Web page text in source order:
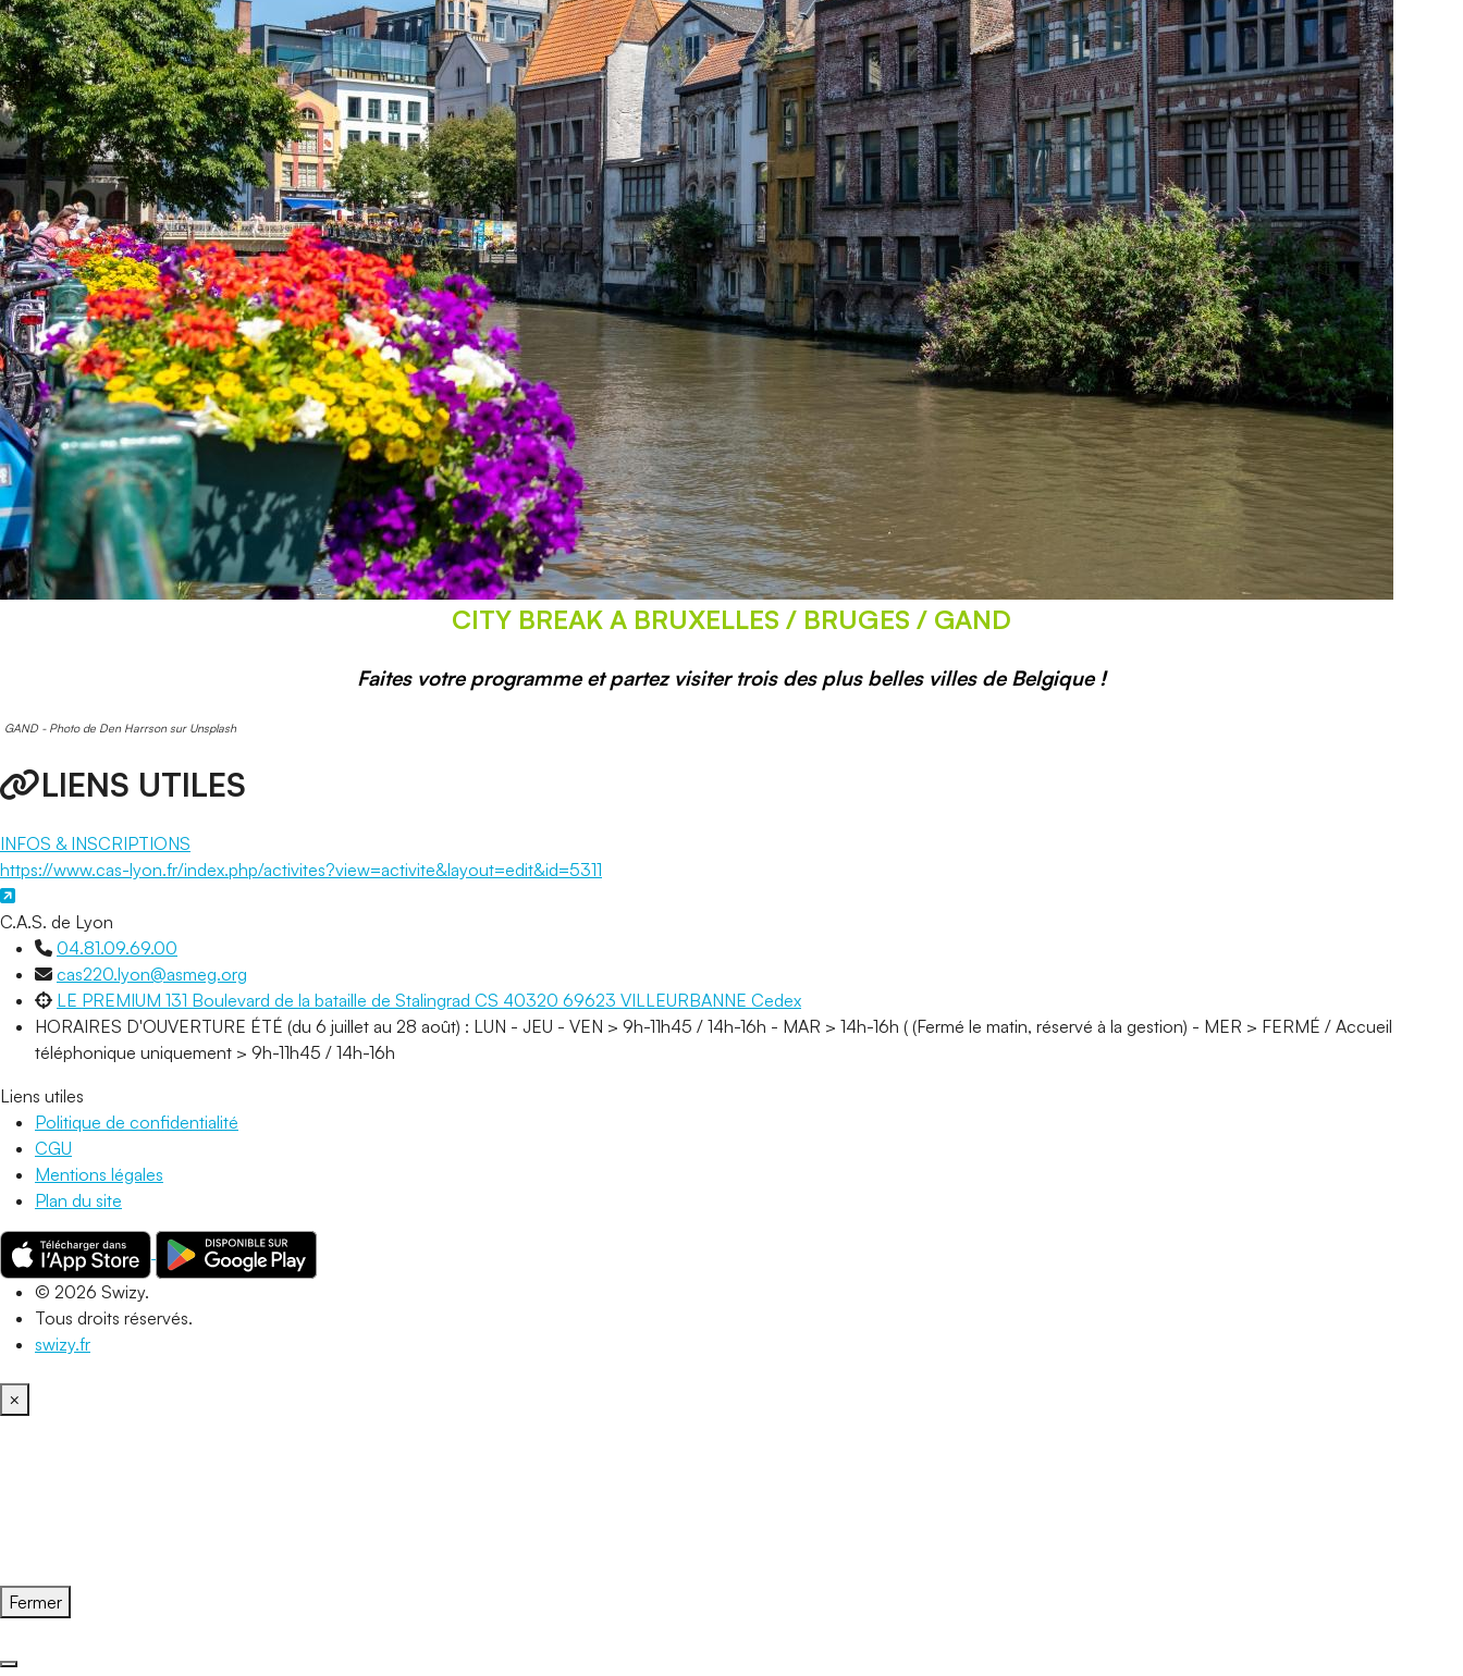
CITY BREAK A BRUXELLES / BRUGES / GAND
Faites votre programme et partez visiter trois des plus belles villes de Belgique !
GAND - Photo de Den Harrson sur Unsplash
LIENS UTILES
INFOS & INSCRIPTIONS
https://www.cas-lyon.fr/index.php/activites?view=activite&layout=edit&id=5311
C.A.S. de Lyon
04.81.09.69.00
cas220.lyon@asmeg.org
LE PREMIUM 131 Boulevard de la bataille de Stalingrad CS 40320 69623 VILLEURBANNE Cedex
HORAIRES D'OUVERTURE ÉTÉ (du 6 juillet au 28 août) : LUN - JEU - VEN > 9h-11h45 / 14h-16h - MAR > 14h-16h ( (Fermé le matin, réservé à la gestion) - MER > FERMÉ / Accueil
téléphonique uniquement > 9h-11h45 / 14h-16h
Liens utiles
Politique de confidentialité
CGU
Mentions légales
Plan du site
© 2026 Swizy.
Tous droits réservés.
swizy.fr
×
Fermer